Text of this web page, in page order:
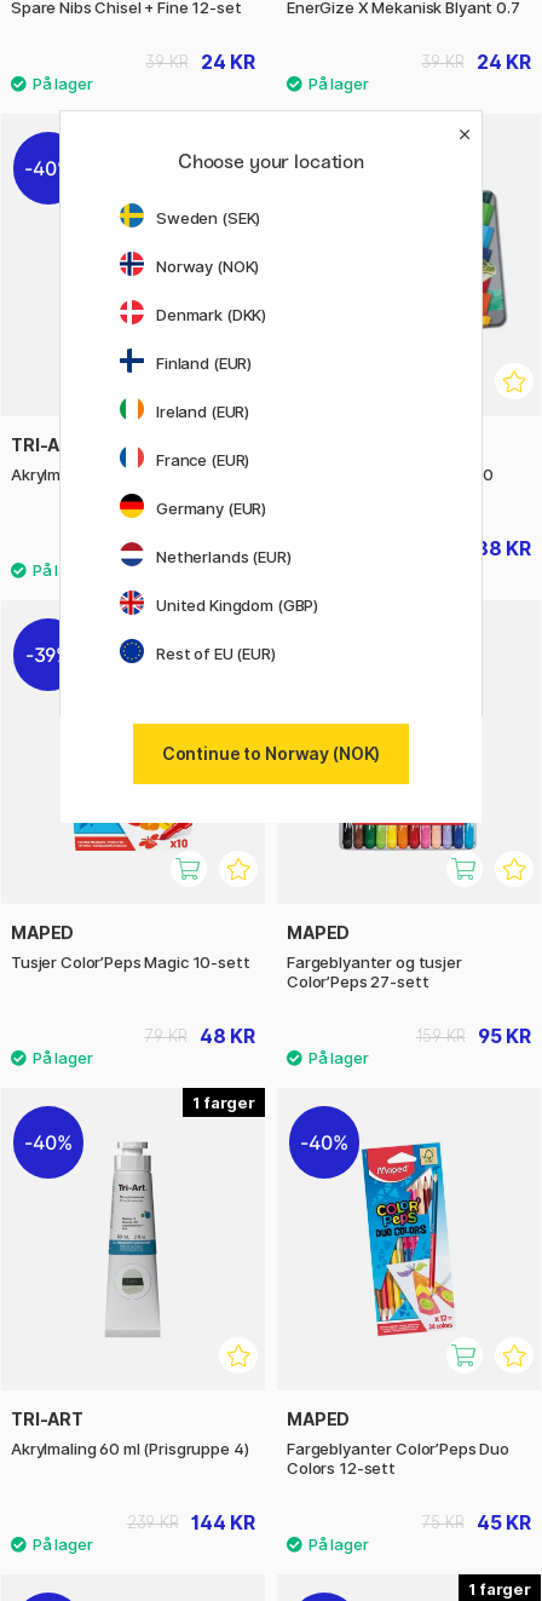
Spare Nibs Chisel + Fine 12-set
24 KR
39 KR
EnerGize X Mekanisk Blyant 0.7
24 KR
39 KR
40%
TRI-ART
Akrylmaling 60 ml (Prisgruppe 5)
168 KR
279 KR
40%
Akvarellsett Aqua Brique 10
288 KR
39%
MAPED
Tusjer Color’Peps Magic 10-sett
48 KR
79 KR
MAPED
Fargeblyanter og tusjer
Color’Peps 27-sett
95 KR
159 KR
1
40%
TRI-ART
Akrylmaling 60 ml (Prisgruppe 4)
144 KR
239 KR
40%
MAPED
Fargeblyanter Color’Peps Duo
Colors 12-sett
45 KR
75 KR
1
Choose your location
Sweden (SEK)
Norway (NOK)
Denmark (DKK)
Finland (EUR)
Ireland (EUR)
France (EUR)
Germany (EUR)
Netherlands (EUR)
United Kingdom (GBP)
Rest of EU (EUR)
Continue to Norway (NOK)